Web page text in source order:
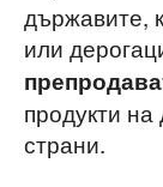
държавите,
или
продукти
страни.